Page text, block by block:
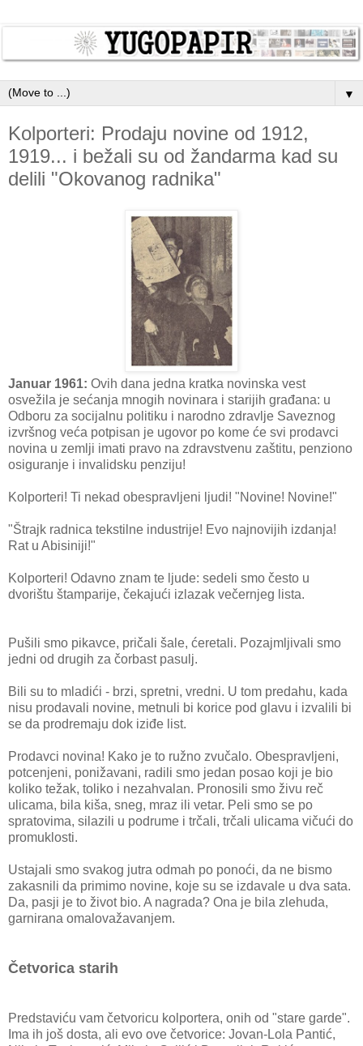
▼
Kolporteri: Prodaju novine od 1912,
1919... i bežali su od žandarma kad su
delili "Okovanog radnika"
Januar 1961: Ovih dana jedna kratka novinska vest
osvežila je sećanja mnogih novinara i starijih građana: u
Odboru za socijalnu politiku i narodno zdravlje Saveznog
izvršnog veća potpisan je ugovor po kome će svi prodavci
novina u zemlji imati pravo na zdravstvenu zaštitu, penziono
osiguranje i invalidsku penziju!
Kolporteri! Ti nekad obespravljeni ljudi! "Novine! Novine!"
"Štrajk radnica tekstilne industrije! Evo najnovijih izdanja!
Rat u Abisiniji!"
Kolporteri! Odavno znam te ljude: sedeli smo često u
dvorištu štamparije, čekajući izlazak večernjeg lista.
Pušili smo pikavce, pričali šale, ćeretali. Pozajmljivali smo
jedni od drugih za čorbast pasulj.
Bili su to mladići - brzi, spretni, vredni. U tom predahu, kada
nisu prodavali novine, metnuli bi korice pod glavu i izvalili bi
se da prodremaju dok iziđe list.
Prodavci novina! Kako je to ružno zvučalo. Obespravljeni,
potcenjeni, ponižavani, radili smo jedan posao koji je bio
koliko težak, toliko i nezahvalan. Pronosili smo živu reč
ulicama, bila kiša, sneg, mraz ili vetar. Peli smo se po
spratovima, silazili u podrume i trčali, trčali ulicama vičući do
promuklosti.
Ustajali smo svakog jutra odmah po ponoći, da ne bismo
zakasnili da primimo novine, koje su se izdavale u dva sata.
Da, pasji je to život bio. A nagrada? Ona je bila zlehuda,
garnirana omalovažavanjem.
Četvorica starih
Predstaviću vam četvoricu kolportera, onih od "stare garde".
Ima ih još dosta, ali evo ove četvorice: Jovan-Lola Pantić,